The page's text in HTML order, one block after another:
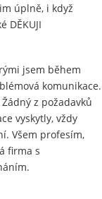
úplně, i když
DĚKUJI
jsem během
komunikace.
z požadavků
vyskytly, vždy
Všem profesím,
firma s